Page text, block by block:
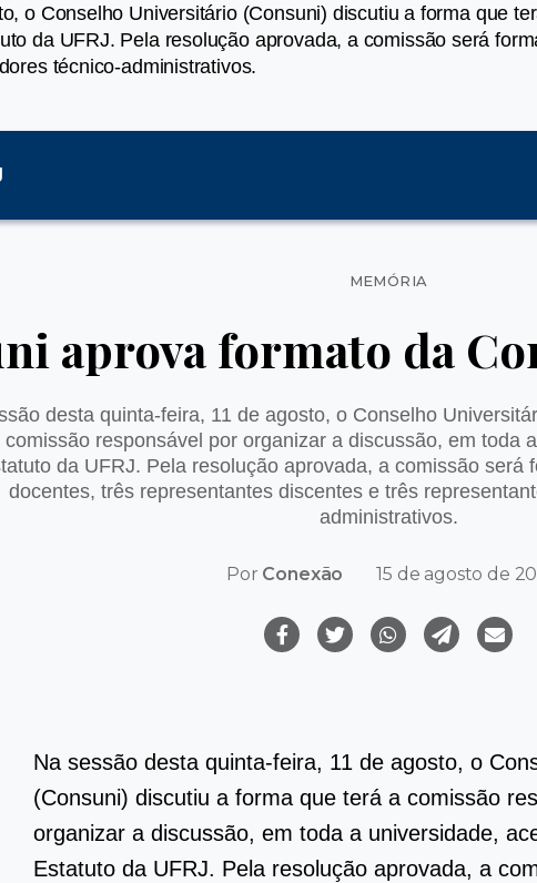
o Conselho Universitário (Consuni) discutiu a forma que
da UFRJ. Pela resolução aprovada, a comissão será
técnico-administrativos.
Categorias
MEMÓRIA
aprova formato da
desta quinta-feira, 11 de agosto, o Conselho
comissão responsável por organizar a discussão, em toda
da UFRJ. Pela resolução aprovada, a comissão será
docentes, três representantes discentes e três
administrativos.
Por Conexão 15 de agosto de
Na sessão desta quinta-feira, 11 de agosto, o
(Consuni) discutiu a forma que terá a comissão
organizar a discussão, em toda a universidade,
Estatuto da UFRJ. Pela resolução aprovada, a